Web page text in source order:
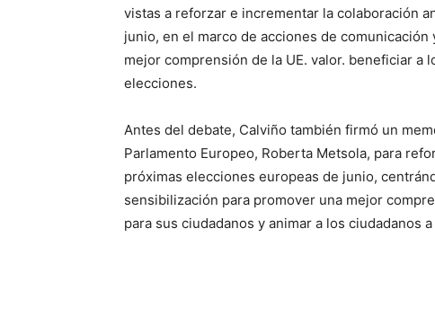
vistas a reforzar e incrementar la colaboración
junio, en el marco de acciones de
mejor comprensión de la UE. valor. beneficiar a
elecciones.
Antes del debate, Calviño también firmó un
Parlamento Europeo, Roberta Metsola, para
próximas elecciones europeas de junio,
sensibilización para promover una mejor
para sus ciudadanos y animar a los ciudadanos